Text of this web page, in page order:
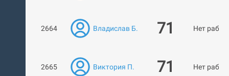
2664 Владислав Б. 71 Нет работ
2665 Виктория П. 71 Нет работ